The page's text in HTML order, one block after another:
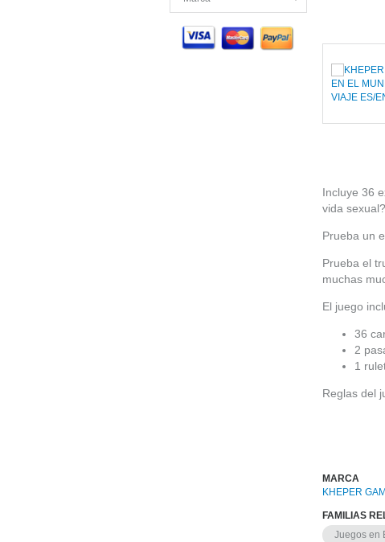
Incluye 36
vida sexual?
Prueba un
Prueba el
muchas
El juego
36
2
1
Reglas del
MARCA
KHEPER
FAMILIAS
Juegos en